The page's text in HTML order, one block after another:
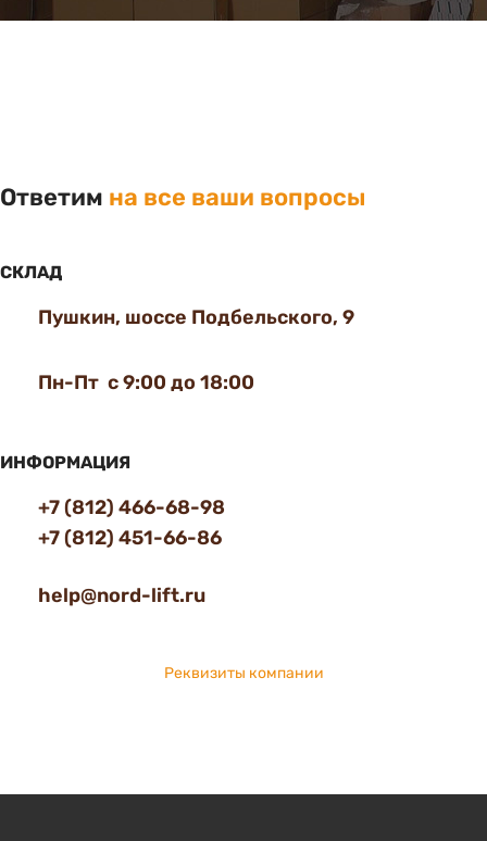
Ответим на все ваши вопросы
СКЛАД
Пушкин, шоссе Подбельского, 9
Пн-Пт с 9:00 до 18:00
ИНФОРМАЦИЯ
+7 (812) 466-68-98
+7 (812) 451-66-86
help@nord-lift.ru
Реквизиты компании